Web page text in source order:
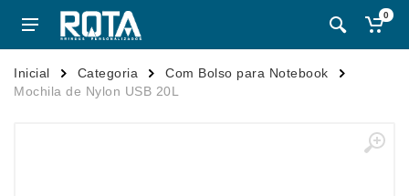
0
Inicial Categoria
Com Bolso para Notebook
Mochila de Nylon USB 20L